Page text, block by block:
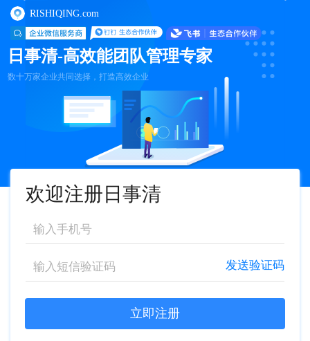
RISHIQING.com
日事清-高效能团队管理专家
数十万家企业共同选择，打造高效企业
欢迎注册日事清
发送验证码
立即注册